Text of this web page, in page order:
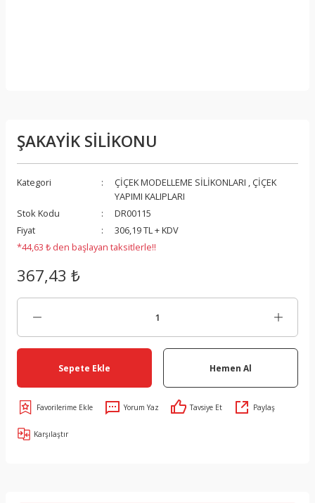
ŞAKAYİK SİLİKONU
Kategori ÇİÇEK MODELLEME SİLİKONLARI , ÇİÇEK
YAPIMI KALIPLARI
Stok Kodu
DR00115
Fiyat
306,19 TL + KDV
*44,63 ₺ den başlayan taksitlerle!!
367,43 ₺
Sepete Ekle Hemen Al
Yorum Yaz Tavsiye Et Paylaş
Karşılaştır